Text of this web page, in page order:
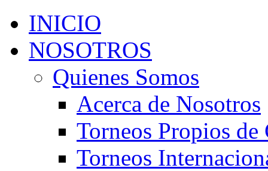
INICIO
NOSOTROS
Quienes Somos
Acerca de Nosotros
Torneos Propios
Torneos